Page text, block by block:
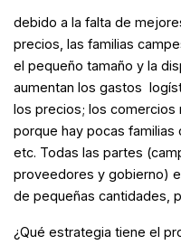
debido a la falta de
precios, las familias
el pequeño tamaño y la
aumentan los gastos
los precios; los comercios
porque hay pocas familias
etc. Todas las partes
proveedores y gobierno)
de pequeñas cantidades,
¿Qué estrategia tiene el